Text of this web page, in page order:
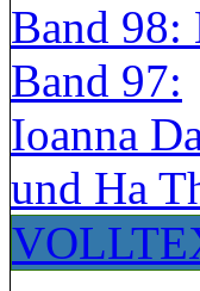
Band 98:
Band 97:
Ioanna
und Ha